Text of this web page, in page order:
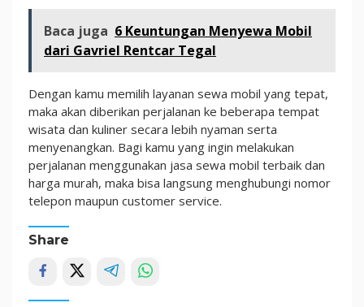
Baca juga 6 Keuntungan Menyewa Mobil
dari Gavriel Rentcar Tegal
Dengan kamu memilih layanan sewa mobil yang tepat,
maka akan diberikan perjalanan ke beberapa tempat
wisata dan kuliner secara lebih nyaman serta
menyenangkan. Bagi kamu yang ingin melakukan
perjalanan menggunakan jasa sewa mobil terbaik dan
harga murah, maka bisa langsung menghubungi nomor
telepon maupun customer service.
Share